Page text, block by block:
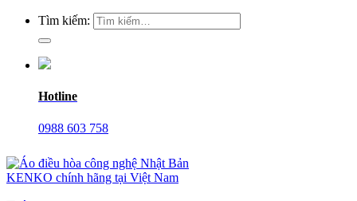
Tìm kiếm:
Hotline
0988 603 758